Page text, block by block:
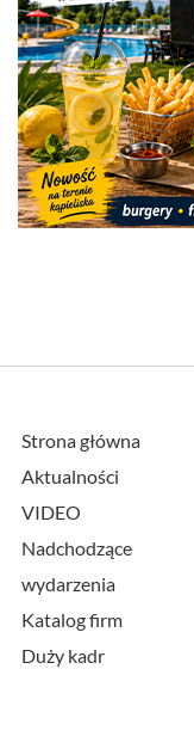
Strona główna
Aktualności
VIDEO
Nadchodzące
wydarzenia
Katalog firm
Duży kadr